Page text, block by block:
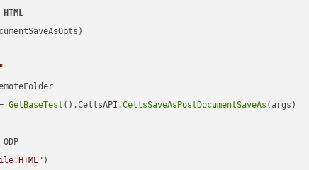
HTML
GetBaseTest ().CellsAPI.CellsSaveAsPostDocumentSaveAs (args)
)